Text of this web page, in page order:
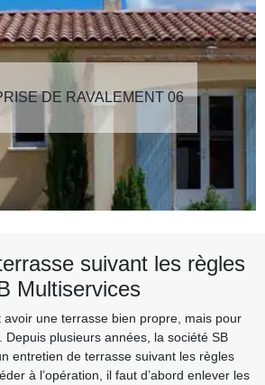
DE RAVALEMENT 06
suivant les règles
Multiservices
avoir une terrasse bien propre, mais pour
Depuis plusieurs années, la société SB
entretien de terrasse suivant les règles
à l’opération, il faut d’abord enlever les